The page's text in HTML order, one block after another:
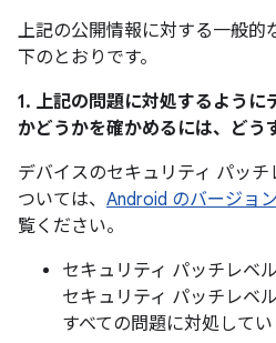
上記の公開情報に対する一般的
下のとおりです。
1. 上記の問題に対処するように
かどうかを確かめるには、どう
デバイスのセキュリティ パッ
ついては、 Android のバージョ
覧ください。
セキュリティ パッチレベ
セキュリティ パッチレベ
すべての問題に対処してい